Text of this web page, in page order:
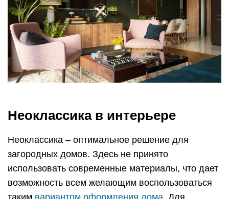
Неоклассика в интерьере
Неоклассика – оптимальное решение для
загородных домов. Здесь не принято
использовать современные материалы, что дает
возможность всем желающим воспользоваться
таким вариантом оформления дома. Для